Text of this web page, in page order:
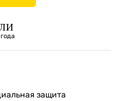
защита